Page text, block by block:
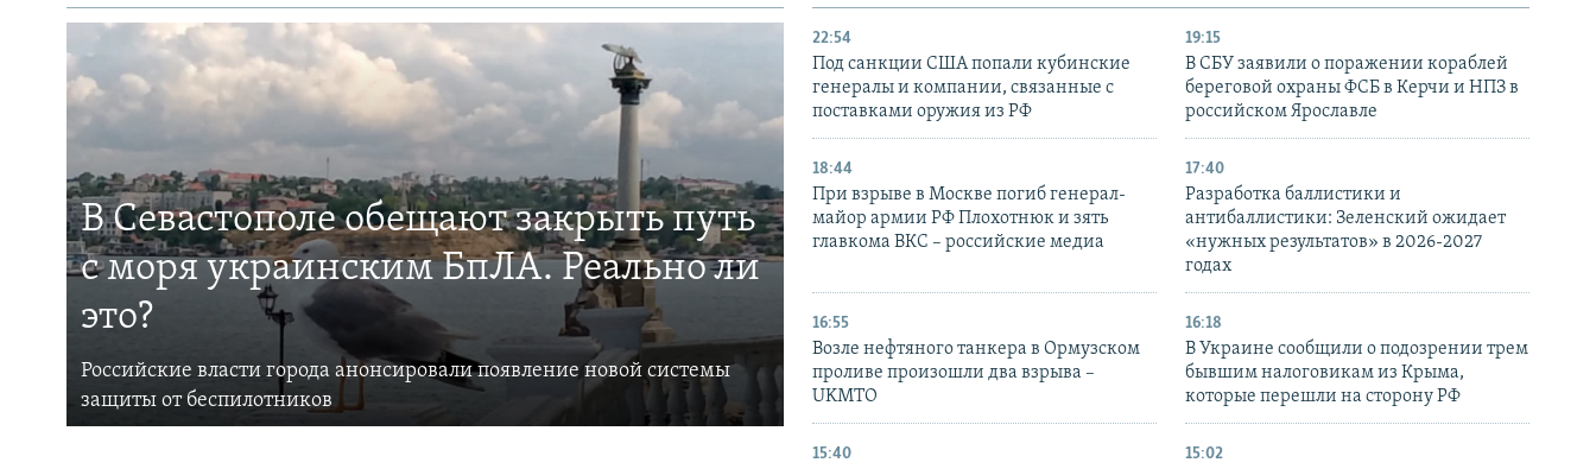
В Севастополе обещают закрыть путь
с моря украинским БпЛА. Реально ли
это?
Российские власти города анонсировали появление новой системы
защиты от беспилотников
22:54
Под санкции США попали кубинские
генералы и компании, связанные с
поставками оружия из РФ
19:15
В СБУ заявили о поражении кораблей
береговой охраны ФСБ в Керчи и НПЗ в
российском Ярославле
18:44
При взрыве в Москве погиб генерал-
майор армии РФ Плохотнюк и зять
главкома ВКС – российские медиа
17:40
Разработка баллистики и
антибаллистики: Зеленский ожидает
«нужных результатов» в 2026-2027
годах
16:55
Возле нефтяного танкера в Ормузском
проливе произошли два взрыва –
UKMTO
16:18
В Украине сообщили о подозрении трем
бывшим налоговикам из Крыма,
которые перешли на сторону РФ
15:40 15:02